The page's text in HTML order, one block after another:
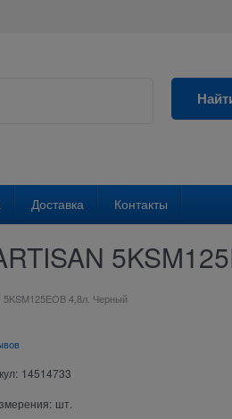
Доставка Контакты
4,8л. Черный
14514733
шт.